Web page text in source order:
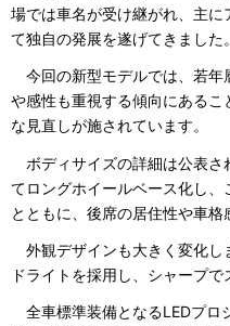
場では車名が受け継がれ、主
て独自の発展を遂げてきました。
今回の新型モデルでは、若年
や感性も重視する傾向にある
な見直しが施されています。
ボディサイズの詳細は公表さ
てロングホイールベース化し
とともに、後席の居住性や車格
外観デザインも大きく変化し
ドライトを採用し、シャープで
全車標準装備となるLEDプロ